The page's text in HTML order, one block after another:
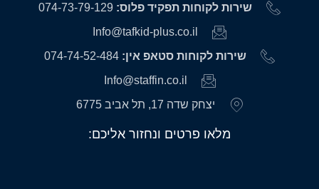
שירות לקוחות תפקיד פלוס:
Info@tafkid-plus.co.il
שירות לקוחות סטאפ אין:
Info@staffin.co.il
יצחק שדה 17, תל אביב 6775
מלאו פרטים ונחזור אליכם: